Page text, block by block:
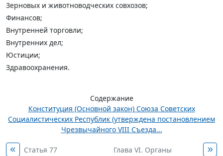
Зерновых и животноводческих совхозов;
Финансов;
Внутренней торговли;
Внутренних дел;
Юстиции;
Здравоохранения.
Содержание
Конституция (Основной закон) Союза Советских
Социалистических Республик (утверждена постановлением
Чрезвычайного VIII Съезда...
Статья 77
Глава VI. Органы